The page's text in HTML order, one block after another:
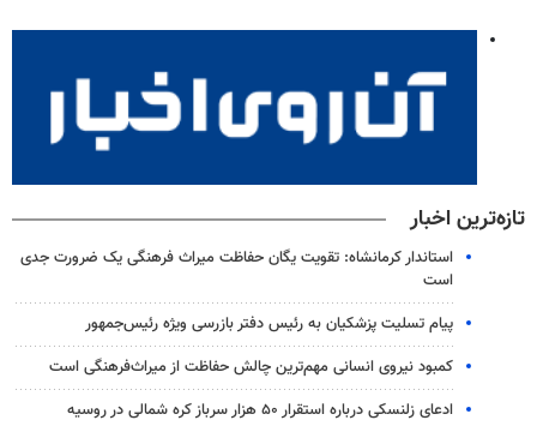
تازه‌ترین اخبار
استاندار کرمانشاه: تقویت یگان حفاظت میراث فرهنگی یک ضرورت جدی
است
پیام تسلیت پزشکیان به رئیس دفتر بازرسی ویژه رئیس‌جمهور
کمبود نیروی انسانی مهم‌ترین چالش حفاظت از میراث‌فرهنگی است
ادعای زلنسکی درباره استقرار ۵۰ هزار سرباز کره شمالی در روسیه